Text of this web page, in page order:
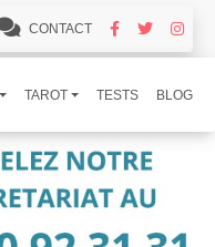
CONTACT
TAROT TESTS BLOG